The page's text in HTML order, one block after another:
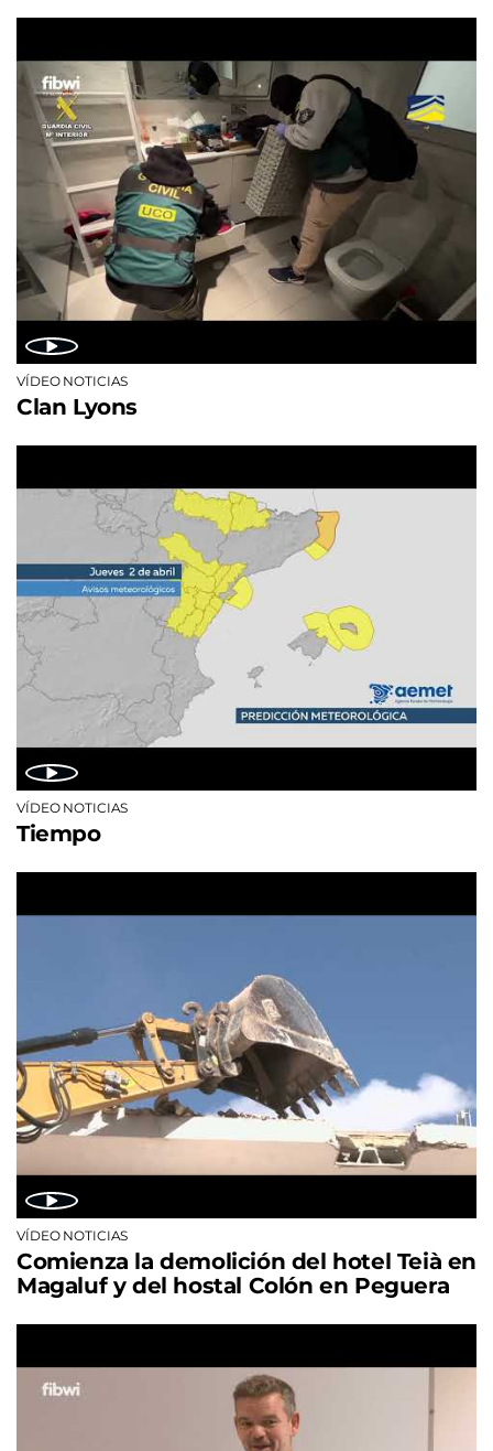
VÍDEO NOTICIAS
Clan Lyons
VÍDEO NOTICIAS
Tiempo
VÍDEO NOTICIAS
Comienza la demolición del hotel Teià en
Magaluf y del hostal Colón en Peguera